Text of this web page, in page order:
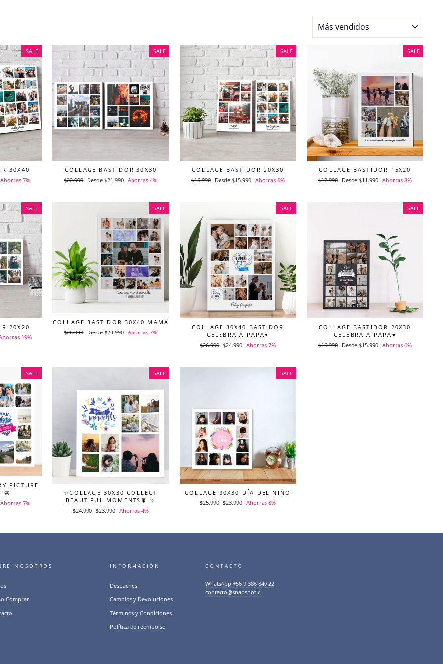
SALE
30X40
Ahorras 7%
SALE
COLLAGE BASTIDOR 30X30
Precio
$22.990 Precio
Desde $21.990 Ahorras 4%
SALE
COLLAGE BASTIDOR 20X30
Precio
$16.990
Precio
Desde $15.990 Ahorras 6%
SALE
COLLAGE BASTIDOR 15X20
Precio
$12.990
Precio
Desde $11.990 Ahorras 8%
SALE
20X20
19%
SALE
COLLAGE BASTIDOR 30X40 MAMÁ
Precio
$26.990 Precio
Desde $24.990 Ahorras 7%
SALE
COLLAGE 30X40 BASTIDOR
CELEBRA A PAPÁ♥
Precio
$26.990 Precio
$24.990 Ahorras 7%
SALE
COLLAGE BASTIDOR 20X30
CELEBRA A PAPÁ♥
Precio
$16.990
Precio
Desde $15.990 Ahorras 6%
SALE
PICTURE
🌸
Ahorras 7%
SALE
✨COLLAGE 30X30 COLLECT
BEAUTIFUL MOMENTS🪻 ✨
Precio
$24.990 Precio
$23.990 Ahorras 4%
SALE
COLLAGE 30X30 DÍA DEL NIÑO
Precio
$25.990 Precio
$23.990 Ahorras 8%
NOSOTROS
Comprar
INFORMACIÓN
Despachos
Cambios y Devoluciones
Términos y Condiciones
Política de reembolso
CONTACTO
WhatsApp +56 9 386 840 22
contacto@snapshot.cl